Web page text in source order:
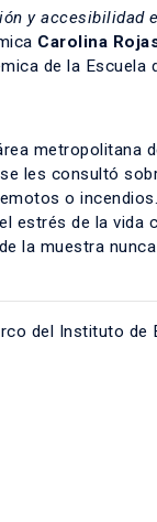
y accesibilidad
Carolina
de la Escuela
metropolitana
les consultó
o
estrés de la vida
la muestra
del Instituto de